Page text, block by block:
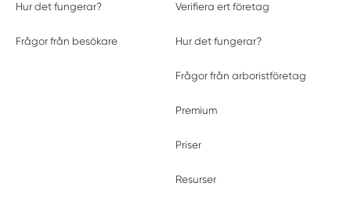
Hur det fungerar?
Frågor från besökare
Verifiera ert företag
Hur det fungerar?
Frågor från arboristföretag
Premium
Priser
Resurser